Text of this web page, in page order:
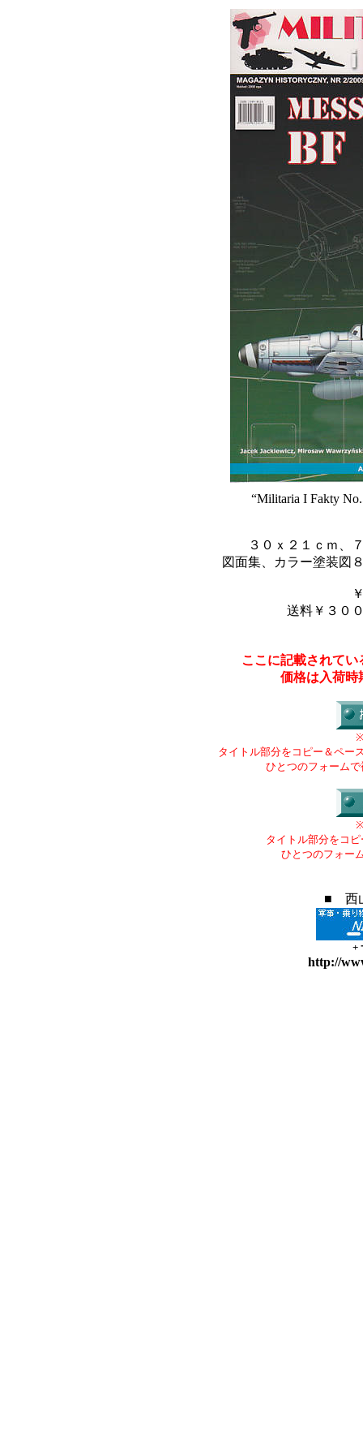
“Militaria I Fakty
３０ｘ２１ｃｍ、
図面集、カラー塗装図
送料￥３０
ここに記載されて
価格は入荷時
タイトル部分をコピー＆ペー
ひとつのフォーム
タイトル部分をコ
ひとつのフォー
■ 西
+
http://